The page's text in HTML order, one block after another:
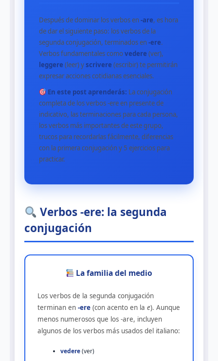
Después de dominar los verbos en -are, es hora
de dar el siguiente paso: los verbos de la
segunda conjugación, terminados en -ere.
Verbos fundamentales comovedere (ver),
leggere (leer) yscrivere (escribir) te permitirán
expresar acciones cotidianas esenciales.
En este post aprenderás: La conjugación
completa de los verbos -ere en presente de
indicativo, las terminaciones para cada persona,
los verbos más importantes de este grupo,
trucos para recordarlas fácilmente, diferencias
con la primera conjugación y 5 ejercicios para
practicar.
Verbos -ere: la segunda
conjugación
La familia del medio
Los verbos de la segunda conjugación
terminan en -ere (con acento en la e). Aunque
menos numerosos que los -are, incluyen
algunos de los verbos más usados del italiano:
vedere(ver)